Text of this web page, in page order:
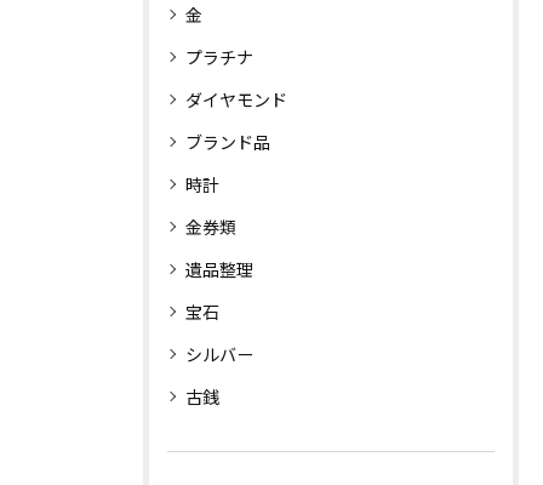
金
プラチナ
ダイヤモンド
ブランド品
時計
金券類
遺品整理
宝石
シルバー
古銭